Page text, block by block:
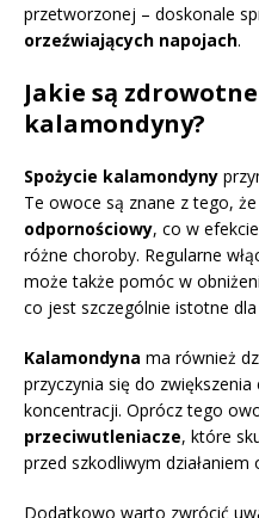
przetworzonej – doskonale
orzeźwiających napojach.
Jakie są
kalamondyny?
Spożycie kalamondyny
Te owoce są znane z tego,
odpornościowy, co w
różne choroby. Regularne
może także pomóc w
co jest szczególnie istotne
Kalamondyna ma również
przyczynia się do
koncentracji. Oprócz tego
przeciwutleniacze, które
przed szkodliwym działaniem
Dodatkowo warto zwrócić